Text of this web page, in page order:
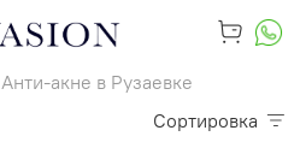
Анти-акне в Рузаевке
Сортировка